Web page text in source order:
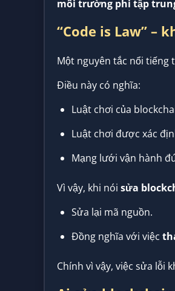
môi trường phi tập
“Code is Law” –
Một nguyên tắc nổi tiếng
Điều này có nghĩa:
Luật chơi của
Luật chơi được xác
Mạng lưới vận hành
Vì vậy, khi nói sửa
Sửa lại mã nguồn.
Đồng nghĩa với việc
Chính vì vậy, việc sửa lỗi